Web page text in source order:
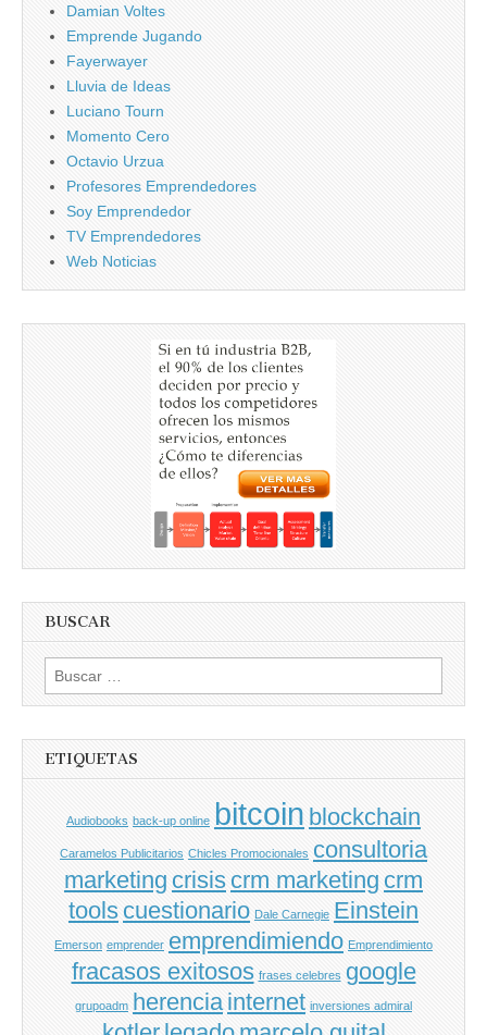
Damian Voltes
Emprende Jugando
Fayerwayer
Lluvia de Ideas
Luciano Tourn
Momento Cero
Octavio Urzua
Profesores Emprendedores
Soy Emprendedor
TV Emprendedores
Web Noticias
BUSCAR
Buscar
por:
ETIQUETAS
Audiobooks back-up online bitcoin blockchain
Caramelos Publicitarios Chicles Promocionales consultoria
marketing crisis crm marketing crm
tools cuestionario Dale Carnegie Einstein
Emerson emprender emprendimiendo Emprendimiento
fracasos exitosos frases celebres google
grupoadm herencia internet inversiones admiral